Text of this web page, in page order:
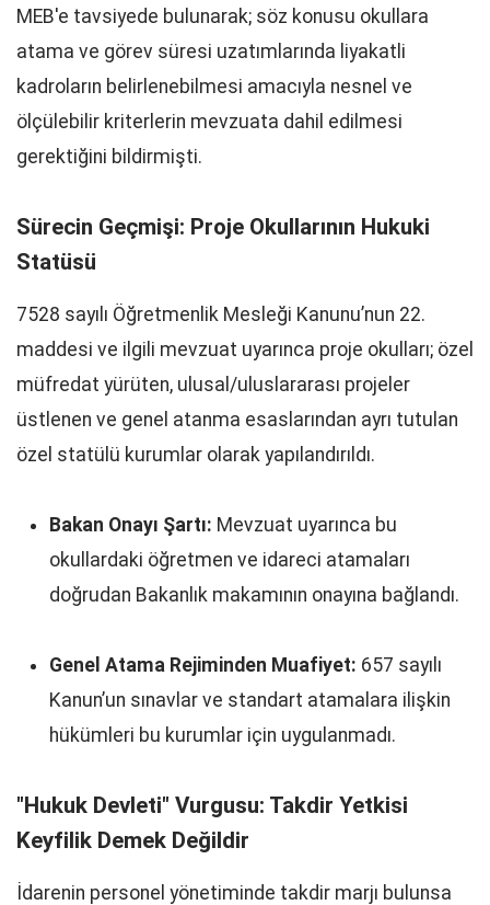
MEB'e tavsiyede bulunarak; söz konusu okullara
atama ve görev süresi uzatımlarında liyakatli
kadroların belirlenebilmesi amacıyla nesnel ve
ölçülebilir kriterlerin mevzuata dahil edilmesi
gerektiğini bildirmişti.
Sürecin Geçmişi: Proje Okullarının Hukuki
Statüsü
7528 sayılı Öğretmenlik Mesleği Kanunu’nun 22.
maddesi ve ilgili mevzuat uyarınca proje okulları; özel
müfredat yürüten, ulusal/uluslararası projeler
üstlenen ve genel atanma esaslarından ayrı tutulan
özel statülü kurumlar olarak yapılandırıldı.
Bakan Onayı Şartı: Mevzuat uyarınca bu
okullardaki öğretmen ve idareci atamaları
doğrudan Bakanlık makamının onayına bağlandı.
Genel Atama Rejiminden Muafiyet: 657 sayılı
Kanun’un sınavlar ve standart atamalara ilişkin
hükümleri bu kurumlar için uygulanmadı.
"Hukuk Devleti" Vurgusu: Takdir Yetkisi
Keyfilik Demek Değildir
İdarenin personel yönetiminde takdir marjı bulunsa